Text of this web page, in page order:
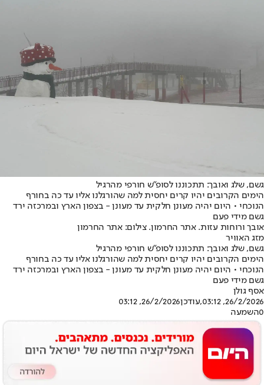
גשם, שלג ואובך: תתכוננו לסופ"ש חורפי מהרגיל
הימים הקרובים יהיו קרים יחסית למה שהורגלנו אליו עד כה בחורף
הנוכחי • היום יהיה מעונן חלקית עד מעונן - בצפון הארץ ובמרכזה ירד
גשם מידי פעם
אובך ורוחות עזות. אתר החרמון. צילום: אתר החרמון
מזג האוויר
גשם, שלג ואובך: תתכוננו לסופ"ש חורפי מהרגיל
הימים הקרובים יהיו קרים יחסית למה שהורגלנו אליו עד כה בחורף
הנוכחי • היום יהיה מעונן חלקית עד מעונן - בצפון הארץ ובמרכזה ירד
גשם מידי פעם
אסף גולן
26/2/2026, 03:12
,עודכן26/2/2026, 03:12
0השמעה